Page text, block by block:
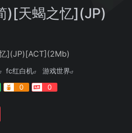
)[天蝎之忆](JP)
](JP)[ACT](2Mb)
fc红白机
游戏世界
0 0